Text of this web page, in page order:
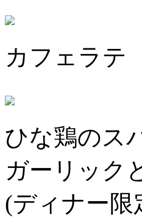
カフェラ
ひな鶏のス
ガーリック
(ディナー限